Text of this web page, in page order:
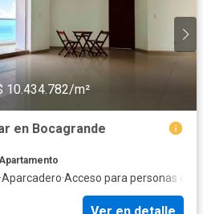
10.434.782/m²
en Bocagrande
·Aparcadero·Acceso para personas con